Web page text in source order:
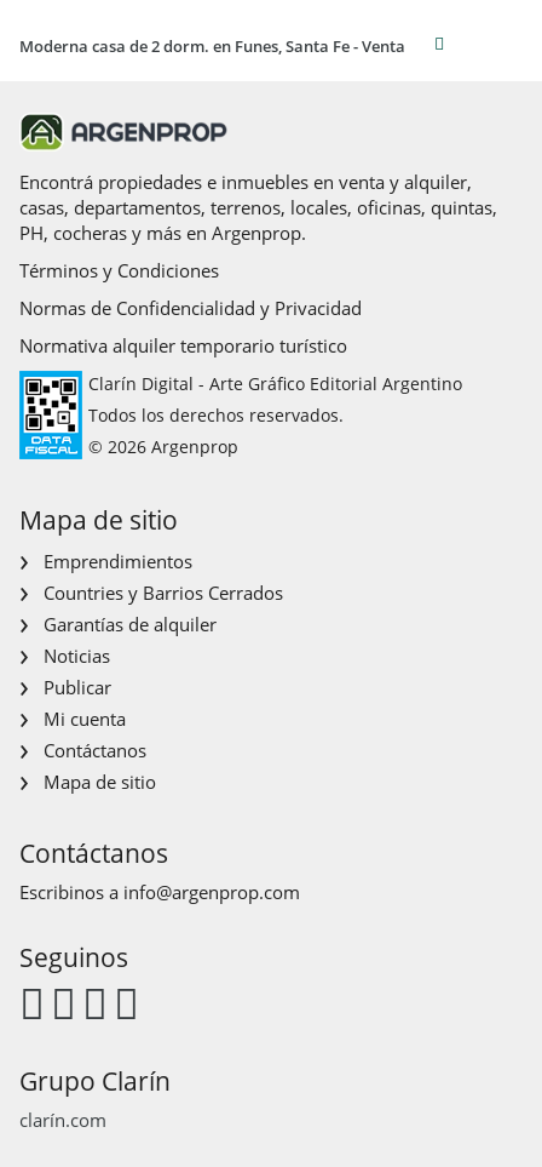
Moderna casa de 2 dorm. en Funes, Santa Fe - Venta
Encontrá propiedades e inmuebles en venta y alquiler,
casas, departamentos, terrenos, locales, oficinas, quintas,
PH, cocheras y más en Argenprop.
Términos y Condiciones
Normas de Confidencialidad y Privacidad
Normativa alquiler temporario turístico
Clarín Digital - Arte Gráfico Editorial Argentino
Todos los derechos reservados.
© 2026 Argenprop
Mapa de sitio
Emprendimientos
Countries y Barrios Cerrados
Garantías de alquiler
Noticias
Publicar
Mi cuenta
Contáctanos
Mapa de sitio
Contáctanos
Escribinos a info@argenprop.com
Seguinos
Grupo Clarín
clarín.com